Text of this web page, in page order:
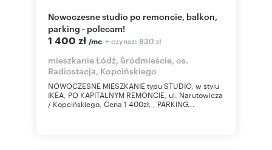
Nowoczesne studio po remoncie, balkon,
parking - polecam!
1 400 zł /mc + czynsz: 830 zł
mieszkanie Łódź, Śródmieście, os.
Radiostacja, Kopcińskiego
NOWOCZESNE MIESZKANIE typu STUDIO, w stylu
IKEA, PO KAPITALNYM REMONCIE, ul. Narutowicza
/ Kopcińskiego, Cena 1 400zł. , PARKING...